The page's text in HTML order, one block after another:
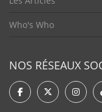
Who's Who
NOS RÉSEAUX